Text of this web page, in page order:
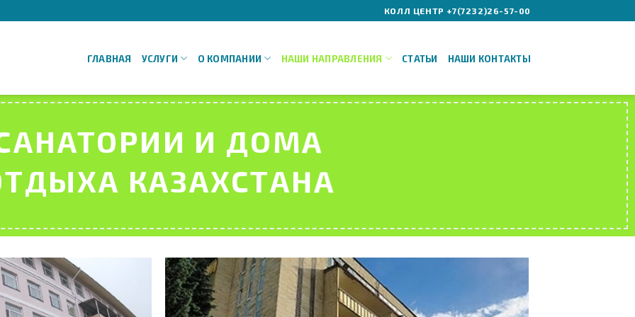
КОЛЛ ЦЕНТР +7(7232)26-57-00
ГЛАВНАЯ УСЛУГИ О КОМПАНИИ НАШИ НАПРАВЛЕНИЯ СТАТЬИ НАШИ КОНТАКТЫ
И ДОМА
КАЗАХСТАНА